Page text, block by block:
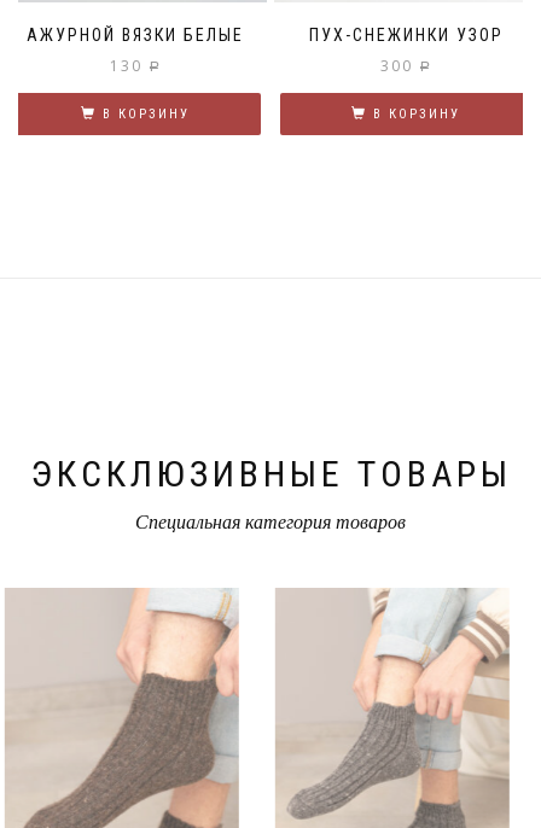
АЖУРНОЙ ВЯЗКИ БЕЛЫЕ
130 Р
В КОРЗИНУ
ПУХ-СНЕЖИНКИ УЗОР
300 Р
В КОРЗИНУ
ЭКСКЛЮЗИВНЫЕ ТОВАРЫ
Специальная категория товаров